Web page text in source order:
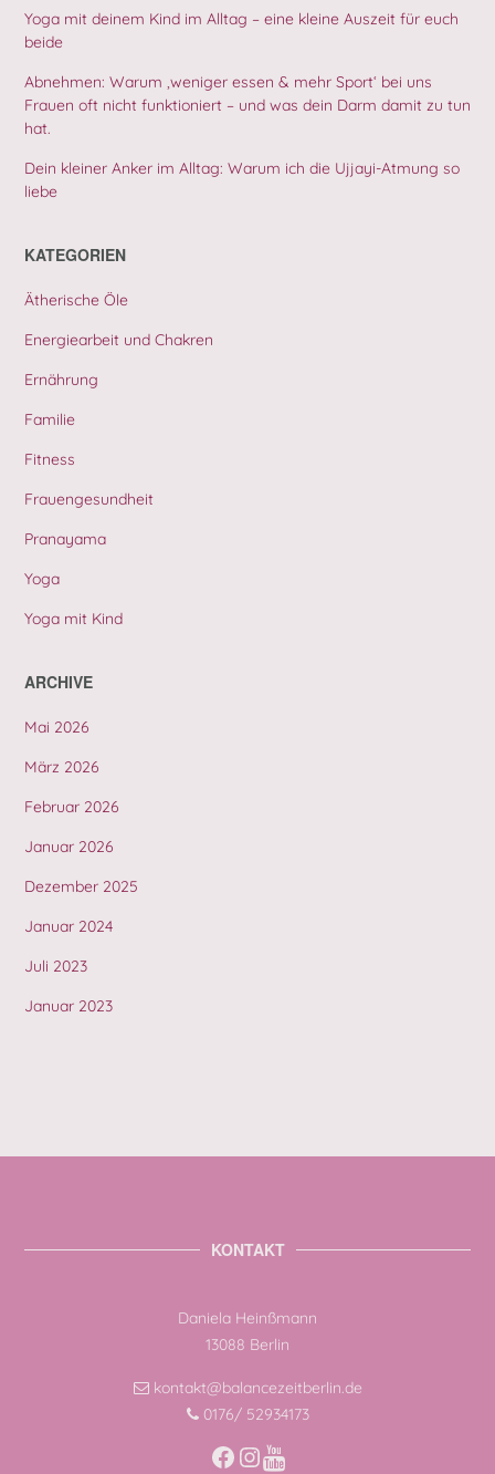
Yoga mit deinem Kind im Alltag – eine kleine Auszeit für euch
beide
Abnehmen: Warum ‚weniger essen & mehr Sport‘ bei uns
Frauen oft nicht funktioniert – und was dein Darm damit zu tun
hat.
Dein kleiner Anker im Alltag: Warum ich die Ujjayi-Atmung so
liebe
KATEGORIEN
Ätherische Öle
Energiearbeit und Chakren
Ernährung
Familie
Fitness
Frauengesundheit
Pranayama
Yoga
Yoga mit Kind
ARCHIVE
Mai 2026
März 2026
Februar 2026
Januar 2026
Dezember 2025
Januar 2024
Juli 2023
Januar 2023
KONTAKT
Daniela Heinßmann
13088 Berlin
kontakt@balancezeitberlin.de
0176/ 52934173
Facebook
Instagram